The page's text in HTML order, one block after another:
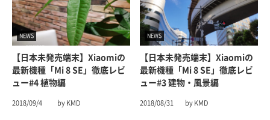
NEWS
【日本未発売端末】Xiaomiの
最新機種「Mi 8 SE」徹底レビ
ュー#4 植物編
2018/09/4 by KMD
NEWS
【日本未発売端末】Xiaomiの
最新機種「Mi 8 SE」徹底レビ
ュー#3 建物・風景編
2018/08/31 by KMD